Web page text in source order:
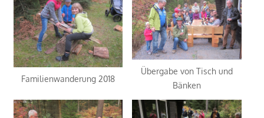
Familienwanderung 2018
Übergabe von Tisch und
Bänken